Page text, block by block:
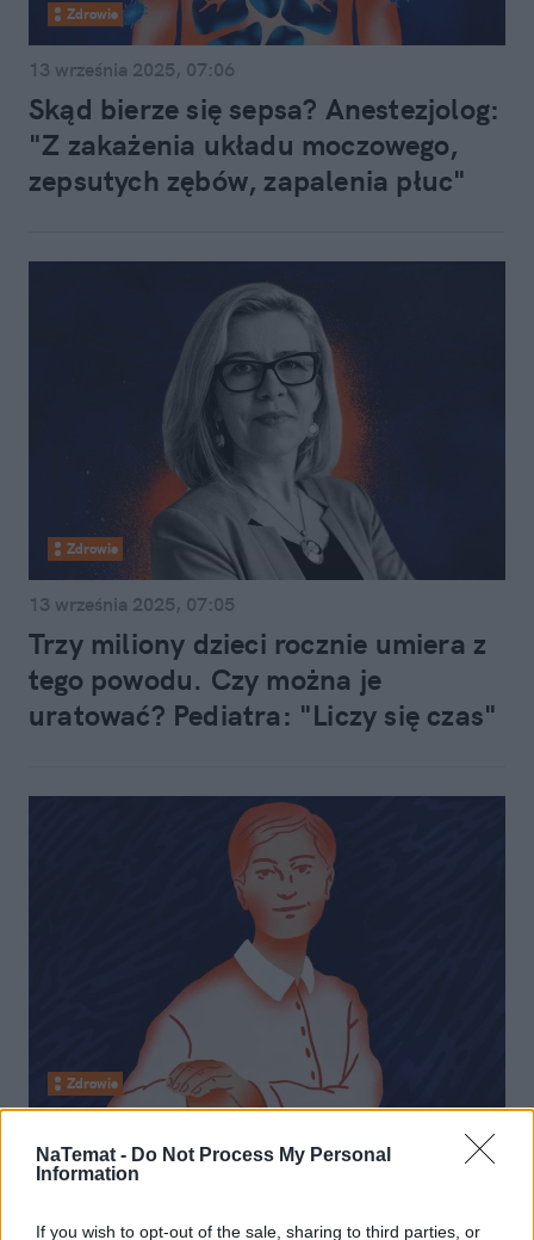
NaTemat - Do Not Process My Personal
Information
If you wish to opt-out of the sale, sharing to third parties, or
Zdrowie
13 września 2025, 07:06
Skąd bierze się sepsa? Anestezjolog:
"Z zakażenia układu moczowego,
zepsutych zębów, zapalenia płuc"
Zdrowie
13 września 2025, 07:05
Trzy miliony dzieci rocznie umiera z
tego powodu. Czy można je
uratować? Pediatra: "Liczy się czas"
Zdrowie
Mama Oliwiera: Dokuczał mu katar.